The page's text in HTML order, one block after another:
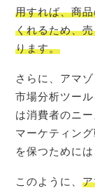
用すれば、商
くれるため、
ります。
さらに、アマ
市場分析ツー
は消費者のニ
マーケティン
を保つために
このように、